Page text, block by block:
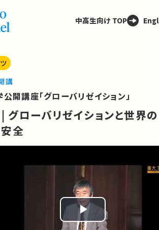
中高生向け TOP
講
開講座「グローバリゼイション」
グローバリゼイションと世界の
全
Play